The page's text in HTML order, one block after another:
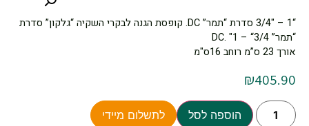
“1 – "3/4 סדרת “תמר” DC. קופסת הגנה לבקרי השקיה “גלקון” סדרת
“תמר” DC. "1 – “3/4
אורך 23 ס”מ רוחב 16ס"מ
₪405.90
הוספה לסל לתשלום מיידי